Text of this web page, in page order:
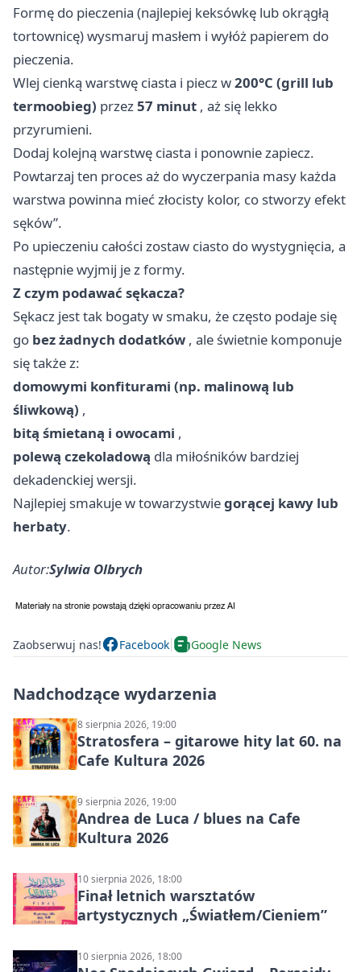
Formę do pieczenia (najlepiej keksówkę lub okrągłą
tortownicę) wysmaruj masłem i wyłóż papierem do
pieczenia.
Wlej cienką warstwę ciasta i piecz w200°C (grill lub
termoobieg) przez57 minut , aż się lekko
przyrumieni.
Dodaj kolejną warstwę ciasta i ponownie zapiecz.
Powtarzaj ten proces aż do wyczerpania masy każda
warstwa powinna mieć złocisty kolor, co stworzy efekt
sęków”.
Po upieczeniu całości zostaw ciasto do wystygnięcia, a
następnie wyjmij je z formy.
Z czym podawać sękacza?
Sękacz jest tak bogaty w smaku, że często podaje się
go bez żadnych dodatków , ale świetnie komponuje
się także z:
domowymi konfiturami (np. malinową lub
śliwkową) ,
bitą śmietaną i owocami ,
polewą czekoladową dla miłośników bardziej
dekadenckiej wersji.
Najlepiej smakuje w towarzystwiegorącej kawy lub
herbaty.
Autor:Sylwia Olbrych
Zaobserwuj nas! Facebook Google News
Nadchodzące wydarzenia
8 sierpnia 2026, 19:00
Stratosfera – gitarowe hity lat 60. na
Cafe Kultura 2026
9 sierpnia 2026, 19:00
Andrea de Luca / blues na Cafe
Kultura 2026
10 sierpnia 2026, 18:00
Finał letnich warsztatów
artystycznych „Światłem/Cieniem”
10 sierpnia 2026, 18:00